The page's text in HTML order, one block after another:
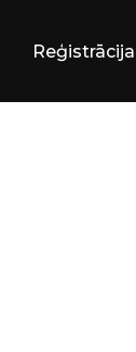
Reģistrācija